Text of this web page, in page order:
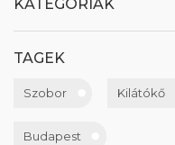
KATEGÓRIÁK
TAGEK
Szobor Kilátókő
Budapest